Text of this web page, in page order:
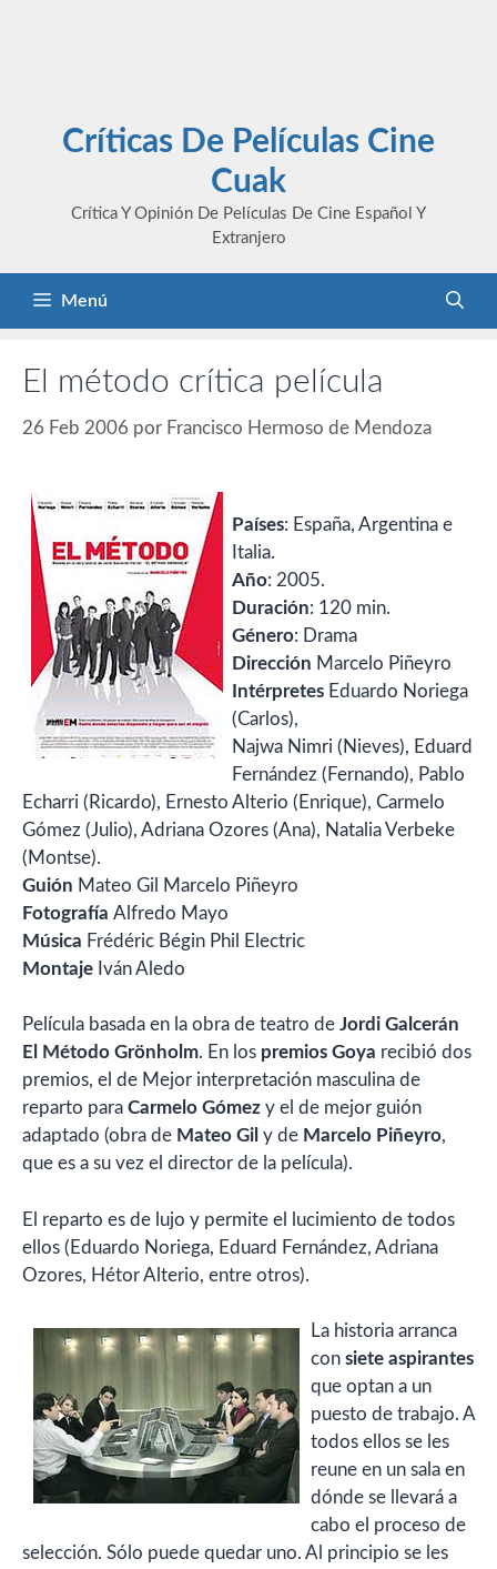
Críticas De Películas Cine
Cuak
Crítica Y Opinión De Películas De Cine Español Y
Extranjero
Menú
El método crítica película
26 Feb 2006 por Francisco Hermoso de Mendoza
Países: España, Argentina e
Italia.
Año: 2005.
Duración: 120 min.
Género: Drama
Dirección Marcelo Piñeyro
Intérpretes Eduardo Noriega
(Carlos),
Najwa Nimri (Nieves), Eduard
Fernández (Fernando), Pablo
Echarri (Ricardo), Ernesto Alterio (Enrique), Carmelo
Gómez (Julio), Adriana Ozores (Ana), Natalia Verbeke
(Montse).
Guión Mateo Gil Marcelo Piñeyro
Fotografía Alfredo Mayo
Música Frédéric Bégin Phil Electric
Montaje Iván Aledo
Película basada en la obra de teatro de Jordi Galcerán
El Método Grönholm. En los premios Goya recibió dos
premios, el de Mejor interpretación masculina de
reparto para Carmelo Gómez y el de mejor guión
adaptado (obra de Mateo Gil y de Marcelo Piñeyro,
que es a su vez el director de la película).
El reparto es de lujo y permite el lucimiento de todos
ellos (Eduardo Noriega, Eduard Fernández, Adriana
Ozores, Hétor Alterio, entre otros).
La historia arranca
con siete aspirantes
que optan a un
puesto de trabajo. A
todos ellos se les
reune en un sala en
dónde se llevará a
cabo el proceso de
selección. Sólo puede quedar uno. Al principio se les